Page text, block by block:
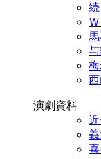
演劇資料